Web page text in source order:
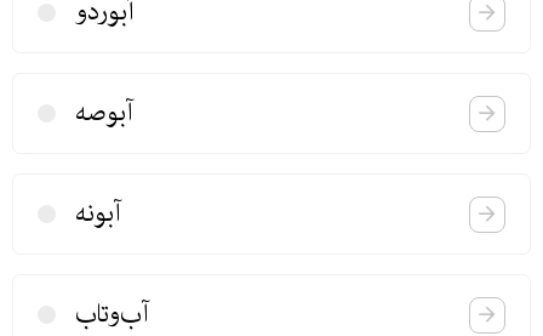
آبوردو
آبوصه
آبونه
آب‌وتاب